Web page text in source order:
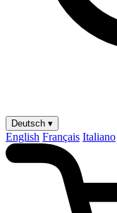
Deutsch ▾
English Français Italiano